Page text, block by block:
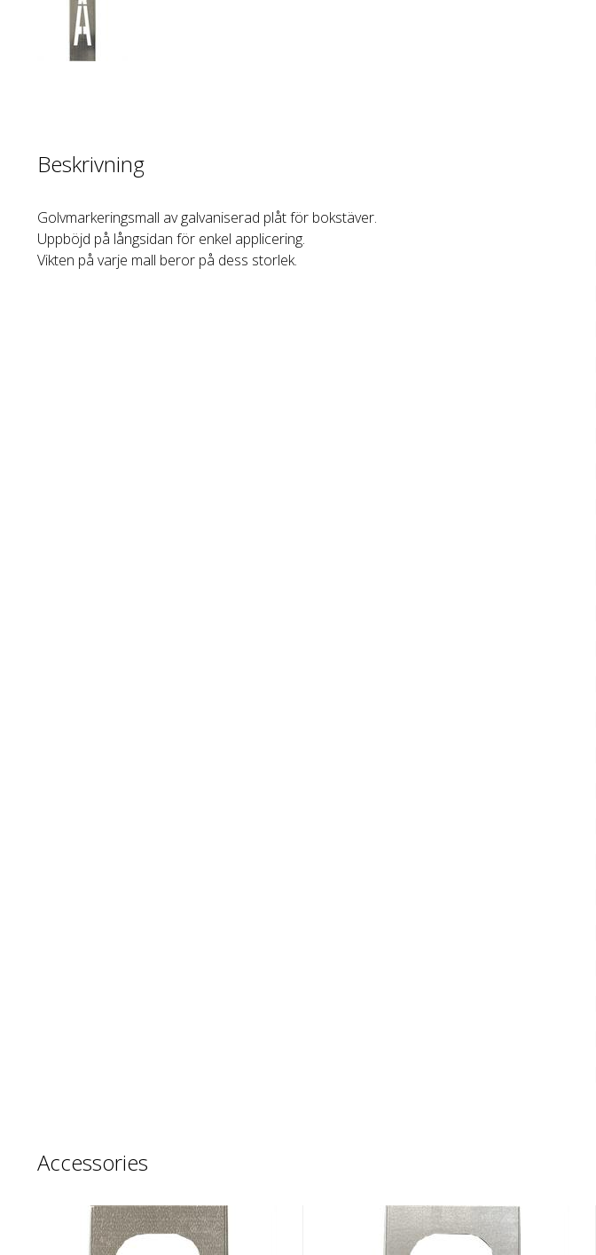
Beskrivning
Golvmarkeringsmall av galvaniserad plåt för bokstäver.
Uppböjd på långsidan för enkel applicering.
Vikten på varje mall beror på dess storlek.
Accessories